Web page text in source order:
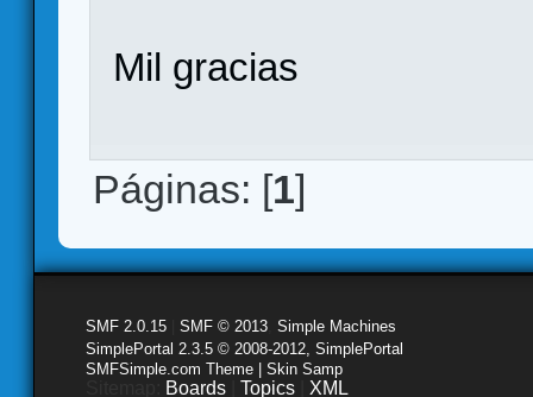
Mil gracias
Páginas: [1]
SMF 2.0.15 SMF © 2013 Simple Machines
SimplePortal 2.3.5 © 2008-2012, SimplePortal
SMFSimple.com Theme | Skin Samp
Boards Topics XML